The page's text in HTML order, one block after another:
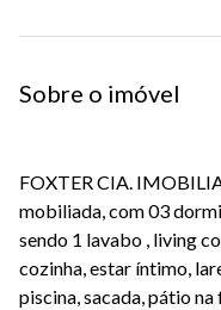
Sobre o imóvel
FOXTER CIA.
mobiliada, com 03
sendo 1 lavabo , living
cozinha, estar íntimo,
piscina, sacada, pátio